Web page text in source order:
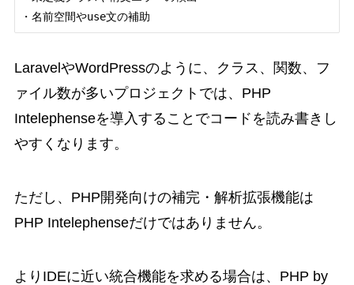
LaravelやWordPressのように、クラス、関数、フ
ァイル数が多いプロジェクトでは、PHP
Intelephenseを導入することでコードを読み書きし
やすくなります。
ただし、PHP開発向けの補完・解析拡張機能は
PHP Intelephenseだけではありません。
よりIDEに近い統合機能を求める場合は、PHP by